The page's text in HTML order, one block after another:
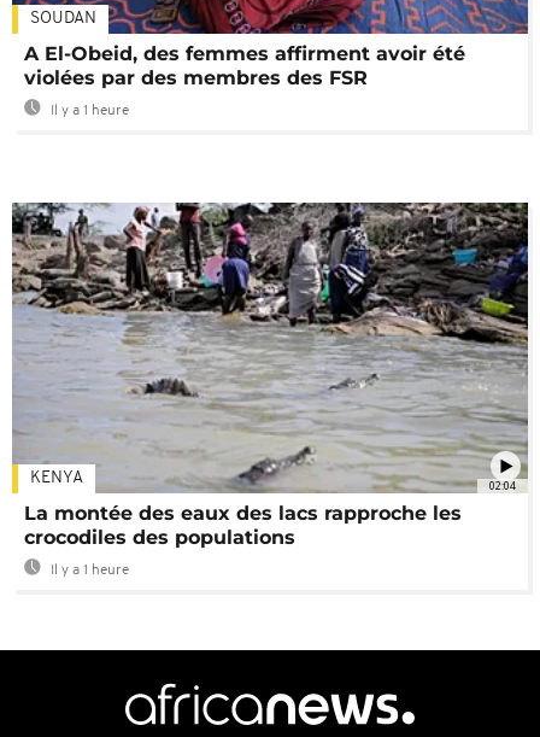
SOUDAN
A El-Obeid, des femmes affirment avoir été
violées par des membres des FSR
Il y a 1 heure
02:04
KENYA
La montée des eaux des lacs rapproche les
crocodiles des populations
Il y a 1 heure